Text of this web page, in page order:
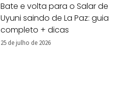
Bate e volta para o Salar de
Uyuni saindo de La Paz: guia
completo + dicas
25 de julho de 2026